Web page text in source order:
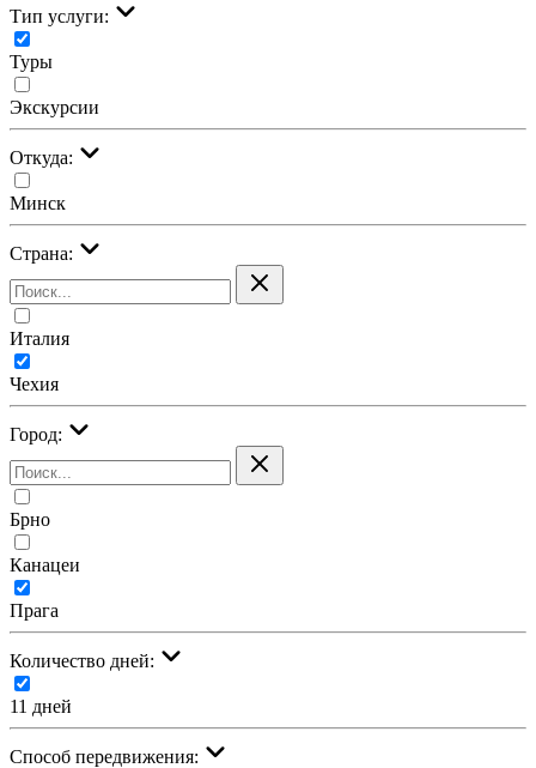
Тип услуги:
Туры
Экскурсии
Откуда:
Минск
Страна:
Италия
Чехия
Город:
Брно
Канацеи
Прага
Количество дней:
11 дней
Cпособ передвижения: